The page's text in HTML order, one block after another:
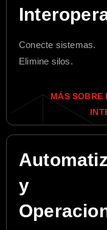
Conecte sistemas.
Elimine silos.
MÁS SOBRE
y